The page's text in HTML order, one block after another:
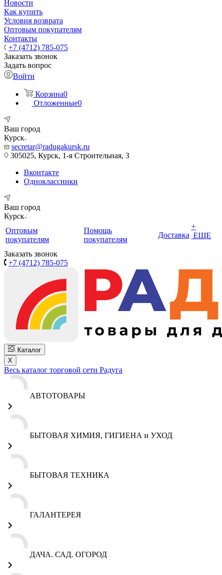
Новости
Как купить
Условия возврата
Оптовым покупателям
Контакты
+7 (4712) 785-075
Заказать звонок
Задать вопрос
Войти
Корзина0
Отложенные0
Ваш город
Курск
secretar@radugakursk.ru
305025, Курск, 1-я Строительная, 3
Вконтакте
Одноклассники
Ваш город
Курск
Оптовым
покупателям
Помощь
покупателям
Доставка
+
ЕЩЕ
Заказать звонок
+7 (4712) 785-075
Каталог
X
Весь каталог торговой сети Радуга
АВТОТОВАРЫ
БЫТОВАЯ ХИМИЯ, ГИГИЕНА и УХОД
БЫТОВАЯ ТЕХНИКА
ГАЛАНТЕРЕЯ
ДАЧА. САД. ОГОРОД